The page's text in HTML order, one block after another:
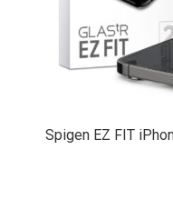
Spigen EZ FIT